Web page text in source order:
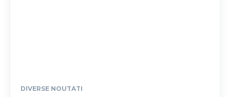
DIVERSE NOUTATI